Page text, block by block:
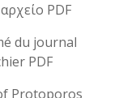
PDF
du journal
PDF
Protoporos